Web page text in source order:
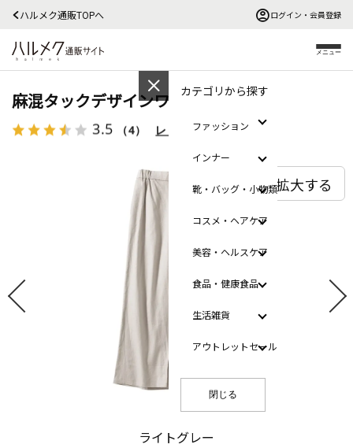
ハルメク通販TOPへ ログイン・会員登録
メニュー
カテゴリから探す
ファッション
インナー
靴・バッグ・小物類
コスメ・ヘアケア
美容・ヘルスケア
食品・健康食品
生活雑貨
アウトレットセール
閉じる
麻混タックデザインワイドパンツ
3.5 （4） レビューを見る
ライトグレー
拡大する